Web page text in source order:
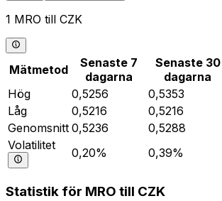
1 MRO till CZK
Mätmetod
Senaste 7
dagarna
Senaste 30
dagarna
Hög
0,5256 0,5353
Låg
0,5216 0,5216
Genomsnitt 0,5236 0,5288
Volatilitet
0,20% 0,39%
Statistik för MRO till CZK